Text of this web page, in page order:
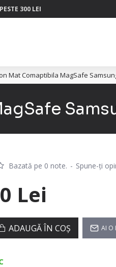
300 LEI
Mat Comaptibila MagSafe
Bazată pe 0 note. - Spune-ţi
Lei
ADAUGĂ ÎN COŞ AI O